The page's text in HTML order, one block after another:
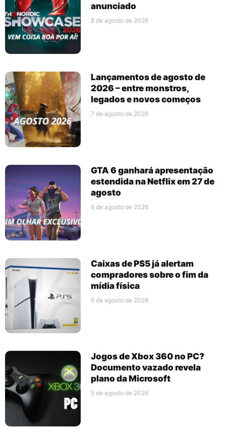
anunciado
8 de agosto de 2026
Lançamentos de agosto de
2026 – entre monstros,
legados e novos começos
7 de agosto de 2026
GTA 6 ganhará apresentação
estendida na Netflix em 27 de
agosto
6 de agosto de 2026
Caixas de PS5 já alertam
compradores sobre o fim da
mídia física
6 de agosto de 2026
Jogos de Xbox 360 no PC?
Documento vazado revela
plano da Microsoft
5 de agosto de 2026